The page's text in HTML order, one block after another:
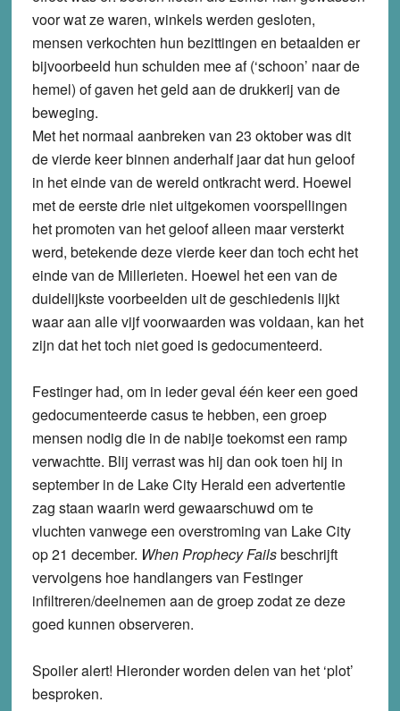
voor wat ze waren, winkels werden gesloten,
mensen verkochten hun bezittingen en betaalden er
bijvoorbeeld hun schulden mee af (‘schoon’ naar de
hemel) of gaven het geld aan de drukkerij van de
beweging.
Met het normaal aanbreken van 23 oktober was dit
de vierde keer binnen anderhalf jaar dat hun geloof
in het einde van de wereld ontkracht werd. Hoewel
met de eerste drie niet uitgekomen voorspellingen
het promoten van het geloof alleen maar versterkt
werd, betekende deze vierde keer dan toch echt het
einde van de Millerieten. Hoewel het een van de
duidelijkste voorbeelden uit de geschiedenis lijkt
waar aan alle vijf voorwaarden was voldaan, kan het
zijn dat het toch niet goed is gedocumenteerd.
Festinger had, om in ieder geval één keer een goed
gedocumenteerde casus te hebben, een groep
mensen nodig die in de nabije toekomst een ramp
verwachtte. Blij verrast was hij dan ook toen hij in
september in de Lake City Herald een advertentie
zag staan waarin werd gewaarschuwd om te
vluchten vanwege een overstroming van Lake City
op 21 december. When Prophecy Failsbeschrijft
vervolgens hoe handlangers van Festinger
infiltreren/deelnemen aan de groep zodat ze deze
goed kunnen observeren.
Spoiler alert! Hieronder worden delen van het ‘plot’
besproken.